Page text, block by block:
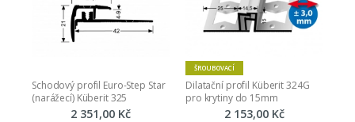
Schodový profil Euro-Step Star
(narážecí) Küberit 325
2 351,00 Kč
ŠROUBOVACÍ
Dilatační profil Küberit 324G
pro krytiny do 15mm
2 153,00 Kč